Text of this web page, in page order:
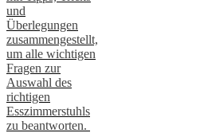
und
Überlegungen
zusammengestellt,
um alle wichtigen
Fragen zur
Auswahl des
richtigen
Esszimmerstuhls
zu beantworten.